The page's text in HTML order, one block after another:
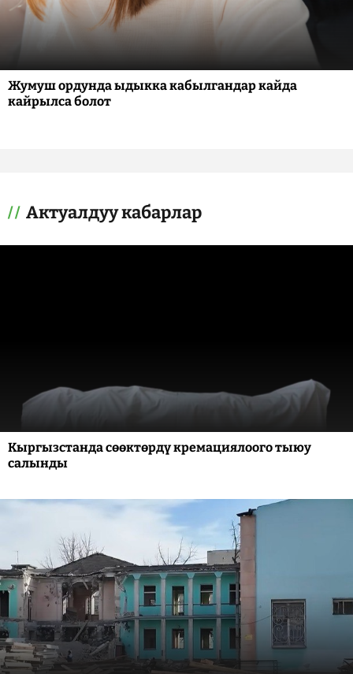
Жумуш ордунда ыдыкка кабылгандар кайда
кайрылса болот
Актуалдуу кабарлар
Кыргызстанда сөөктөрдү кремациялоого тыюу
салынды